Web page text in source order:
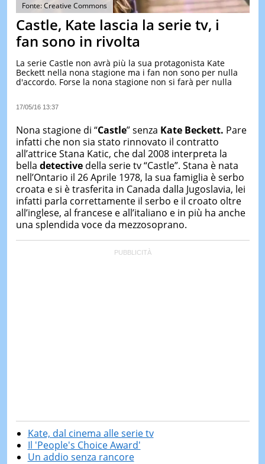
&
TEST
LE
Fonte: Creative Commons
Castle, Kate lascia la serie tv, i
fan sono in rivolta
La serie Castle non avrà più la sua protagonista Kate
Beckett nella nona stagione ma i fan non sono per nulla
d'accordo. Forse la nona stagione non si farà per nulla
17/05/16 13:37
Nona stagione di “Castle” senza Kate Beckett. Pare
infatti che non sia stato rinnovato il contratto
all’attrice Stana Katic, che dal 2008 interpreta la
bella detectivedella serie tv “Castle”. Stana è nata
nell’Ontario il 26 Aprile 1978, la sua famiglia è serbo
croata e si è trasferita in Canada dalla Jugoslavia, lei
infatti parla correttamente il serbo e il croato oltre
all’inglese, al francese e all’italiano e in più ha anche
una splendida voce da mezzosoprano.
Kate, dal cinema alle serie tv
Il 'People's Choice Award'
Un addio senza rancore